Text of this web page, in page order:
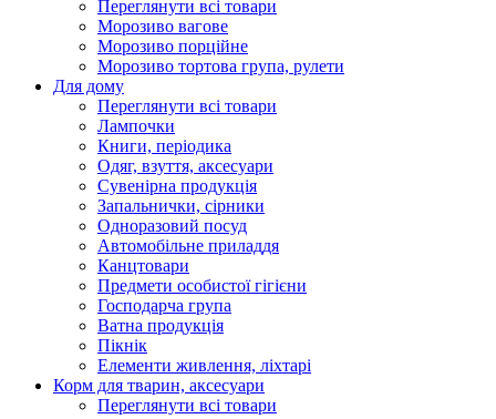
Переглянути всі товари
Морозиво вагове
Морозиво порційне
Морозиво тортова група, рулети
Для дому
Переглянути всі товари
Лампочки
Книги, періодика
Одяг, взуття, аксесуари
Сувенірна продукція
Запальнички, сірники
Одноразовий посуд
Автомобільне приладдя
Канцтовари
Предмети особистої гігієни
Господарча група
Ватна продукція
Пікнік
Елементи живлення, ліхтарі
Корм для тварин, аксесуари
Переглянути всі товари